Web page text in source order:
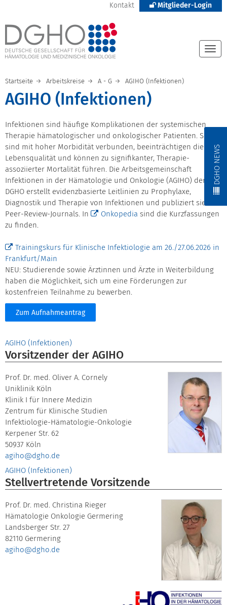
Kontakt Mitglieder-Login
DGHO NEWS
Startseite Arbeitskreise A - G AGIHO (Infektionen)
AGIHO (Infektionen)
Infektionen sind häufige Komplikationen der systemischen
Therapie hämatologischer und onkologischer Patienten. Sie
sind mit hoher Morbidität verbunden, beeinträchtigen die
Lebensqualität und können zu signifikanter, Therapie-
assoziierter Mortalität führen. Die Arbeitsgemeinschaft
Infektionen in der Hämatologie und Onkologie (AGIHO) der
DGHO erstellt evidenzbasierte Leitlinien zu Prophylaxe,
Diagnostik und Therapie von Infektionen und publiziert sie in
Peer-Review-Journals. In
Onkopedia sind die Kurzfassungen
zu finden.
Trainingskurs für Klinische Infektiologie am 26./27.06.2026 in
Frankfurt/Main
NEU: Studierende sowie Ärztinnen und Ärzte in Weiterbildung
haben die Möglichkeit, sich um eine Förderungen zur
kostenfreien Teilnahme zu bewerben.
Zum Aufnahmeantrag
AGIHO (Infektionen)
Vorsitzender der AGIHO
Prof. Dr. med. Oliver A. Cornely
Uniklinik Köln
Klinik I für Innere Medizin
Zentrum für Klinische Studien
Infektiologie-Hämatologie-Onkologie
Kerpener Str. 62
50937 Köln
agiho@dgho.de
AGIHO (Infektionen)
Stellvertretende Vorsitzende
Prof. Dr. med. Christina Rieger
Hämatologie Onkologie Germering
Landsberger Str. 27
82110 Germering
agiho@dgho.de